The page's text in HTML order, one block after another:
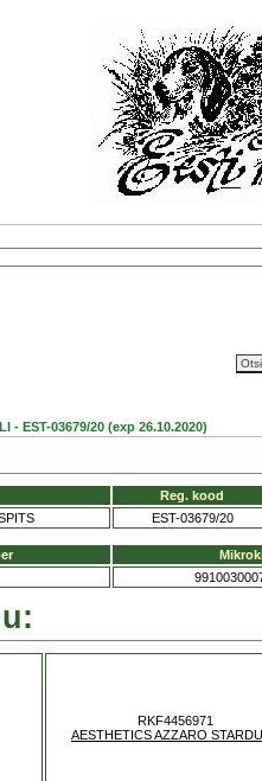
- EST-03679/20 (exp 26.10.2020)
Reg. kood
EST-03679/20
RKF4456971
AESTHETICS AZZARO